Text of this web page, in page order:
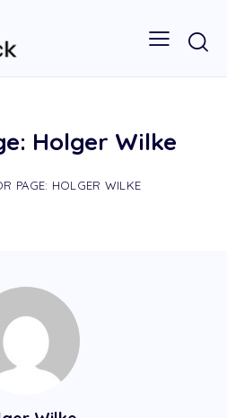
Holger Wilke
PAGE: HOLGER WILKE